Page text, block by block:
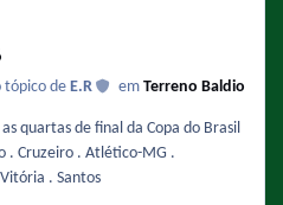
tópico deE.R emTerreno Baldio
quartas de final da Copa do Brasil
. Cruzeiro . Atlético-MG .
. Santos